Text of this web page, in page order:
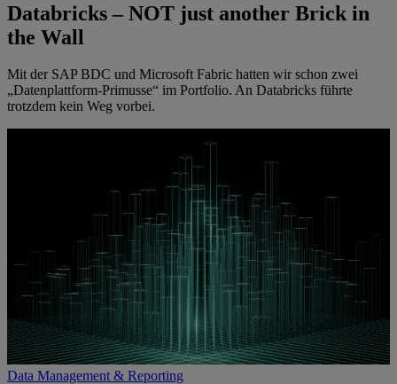
Databricks – NOT just another Brick in
the Wall
Mit der SAP BDC und Microsoft Fabric hatten wir schon zwei
„Datenplattform-Primusse“ im Portfolio. An Databricks führte
trotzdem kein Weg vorbei.
Data Management & Reporting